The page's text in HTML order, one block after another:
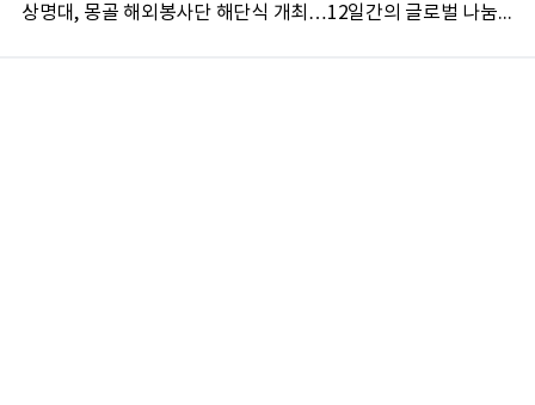
상명대, 몽골 해외봉사단 해단식 개최…12일간의 글로벌 나눔 성료